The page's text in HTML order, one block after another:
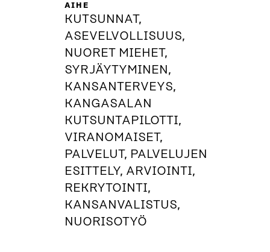
AIHE
KUTSUNNAT,
ASEVELVOLLISUUS,
NUORET MIEHET,
SYRJÄYTYMINEN,
KANSANTERVEYS,
KANGASALAN
KUTSUNTAPILOTTI,
VIRANOMAISET,
PALVELUT, PALVELUJEN
ESITTELY, ARVIOINTI,
REKRYTOINTI,
KANSANVALISTUS,
NUORISOTYÖ